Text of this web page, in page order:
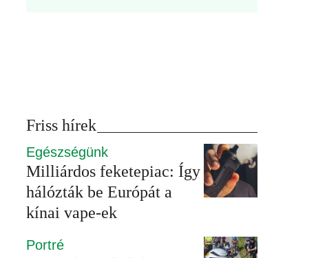
Friss hírek
Egészségünk
Milliárdos feketepiac: Így
hálózták be Európát a
kínai vape-ek
Portré